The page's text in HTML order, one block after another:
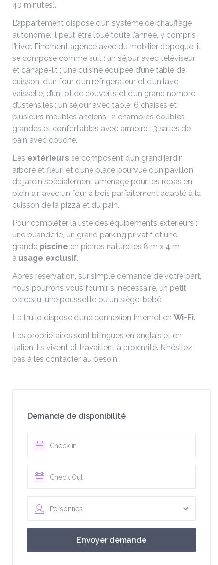
40 minutes).
L’appartement dispose d’un système de chauffage
autonome. Il peut être loué toute l’année, y compris
l’hiver. Finement agencé avec du mobilier d’époque, il
se compose comme suit : un séjour avec téléviseur
et canapé-lit ; une cuisine équipée d’une table de
cuisson, d’un four, d’un réfrigérateur et d’un lave-
vaisselle, d’un lot de couverts et d’un grand nombre
d’ustensiles ; un séjour avec table, 6 chaises et
plusieurs meubles anciens ; 2 chambres doubles
grandes et confortables avec armoire ; 3 salles de
bain avec douche.
Les extérieurs se composent d’un grand jardin
arboré et fleuri et d’une place pourvue d’un pavillon
de jardin spécialement aménagé pour les repas en
plein air, avec un four à bois parfaitement adapté à la
cuisson de la pizza et du pain.
Pour compléter la liste des équipements extérieurs :
une buanderie, un grand parking privatif et une
grande piscine en pierres naturelles 8 m x 4 m
à usage exclusif.
Après réservation, sur simple demande de votre part,
nous pourrons vous fournir, si nécessaire, un petit
berceau, une poussette ou un siège-bébé.
Le trullo dispose d’une connexion Internet en Wi-Fi.
Les propriétaires sont bilingues en anglais et en
italien. Ils vivent et travaillent à proximité. N’hésitez
pas à les contacter au besoin.
Demande de disponibilité
Personnes